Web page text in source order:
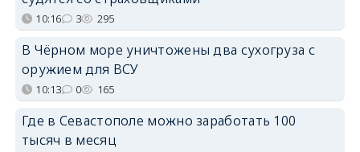
10:16 3 295
В Чёрном море уничтожены два сухогруза с
оружием для ВСУ
10:13 0 165
Где в Севастополе можно заработать 100
тысяч в месяц